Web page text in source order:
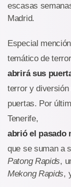
escasas
Madrid.
Especial
temático de
abrirá sus
terror y
puertas. Por
Tenerife,
abrió el pasado
que se suman a
Patong Rapids,
Mekong Rapids,